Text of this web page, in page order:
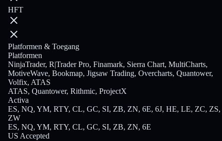
HFT
Platformen & Toegang
Platformen
NinjaTrader, R|Trader Pro, Finamark, Sierra Chart, MultiCharts,
MotiveWave, Bookmap, Jigsaw Trading, Overcharts, Quantower,
Volfix, ATAS
ATAS, Quantower, Rithmic, ProjectX
Activa
ES, NQ, YM, RTY, CL, GC, SI, ZB, ZN, 6E, 6J, HE, LE, ZC, ZS,
ZW
ES, NQ, YM, RTY, CL, GC, SI, ZB, ZN, 6E
US Accepted